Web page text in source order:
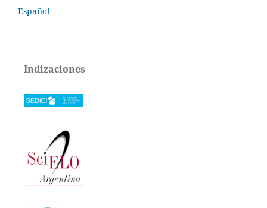
Español
Indizaciones